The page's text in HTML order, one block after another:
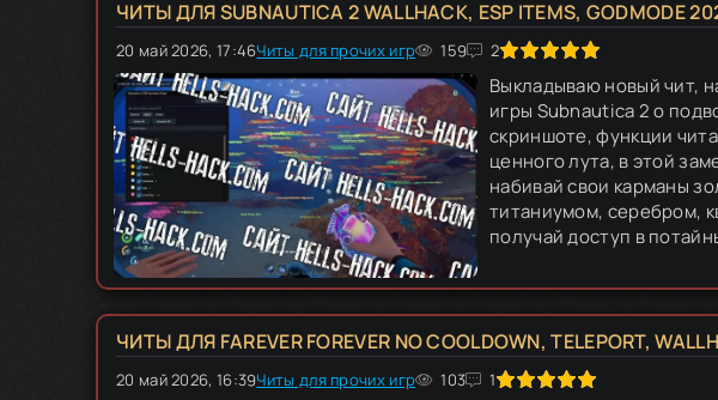
ЧИТЫ ДЛЯ SUBNAUTICA 2 WALLHACK, ESP ITEMS, GODMODE
20 май 2026, 17:46Читы для прочих игр 159 2
100 1 2 3 4 5
Выкладываю новый чит,
игры Subnautica 2 о
скриншоте, функции
ценного лута, в этой
набивай свои карманы
титаниумом, серебром,
получай доступ в
ЧИТЫ ДЛЯ FAREVER FOREVER NO COOLDOWN, TELEPORT,
20 май 2026, 16:39Читы для прочих игр 103 1
100 1 2 3 4 5